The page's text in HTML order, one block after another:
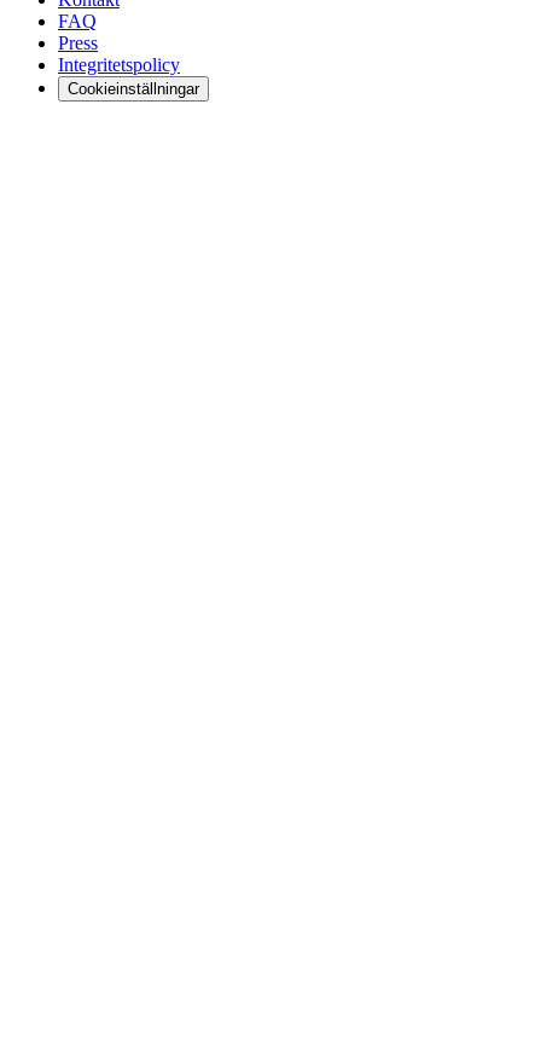
FAQ
Press
Integritetspolicy
Cookieinställningar